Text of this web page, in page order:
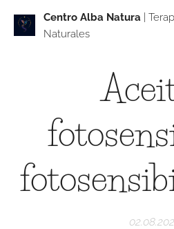
Centro Alba Natura |
Naturales